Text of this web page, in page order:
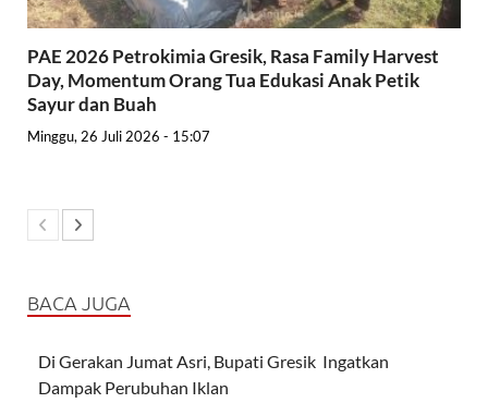
PAE 2026 Petrokimia Gresik, Rasa Family Harvest
Day, Momentum Orang Tua Edukasi Anak Petik
Sayur dan Buah
Minggu, 26 Juli 2026 - 15:07
BACA JUGA
Di Gerakan Jumat Asri, Bupati Gresik Ingatkan
Dampak Perubuhan Iklan